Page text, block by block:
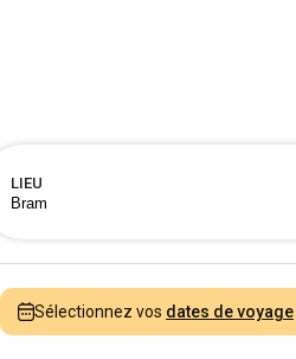
LIEU
Sélectionnez vos dates de voyage